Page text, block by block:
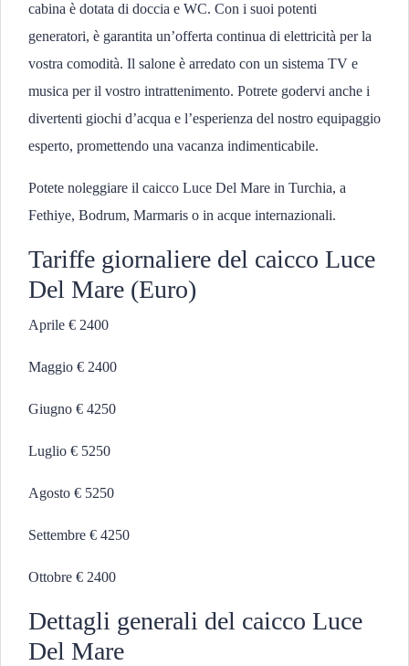
cabina è dotata di doccia e WC. Con i suoi potenti
generatori, è garantita un’offerta continua di elettricità per la
vostra comodità. Il salone è arredato con un sistema TV e
musica per il vostro intrattenimento. Potrete godervi anche i
divertenti giochi d’acqua e l’esperienza del nostro equipaggio
esperto, promettendo una vacanza indimenticabile.
Potete noleggiare il caicco Luce Del Mare in Turchia, a
Fethiye, Bodrum, Marmaris o in acque internazionali.
Tariffe giornaliere del caicco Luce
Del Mare (Euro)
Aprile € 2400
Maggio € 2400
Giugno € 4250
Luglio € 5250
Agosto € 5250
Settembre € 4250
Ottobre € 2400
Dettagli generali del caicco Luce
Del Mare